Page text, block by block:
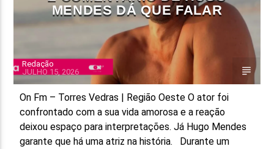
MENDES DÁ QUE FALAR
Redação
JULHO 15, 2026
On Fm – Torres Vedras | Região Oeste O ator foi
confrontado com a sua vida amorosa e a reação
deixou espaço para interpretações. Já Hugo Mendes
garante que há uma atriz na história. Durante um